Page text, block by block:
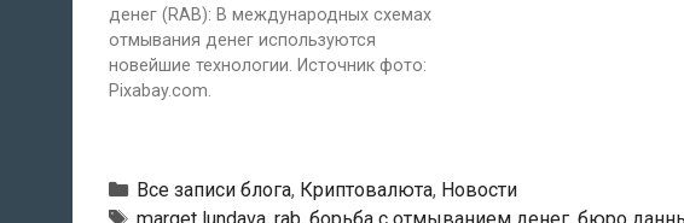
денег (RAB): В международных схемах
отмывания денег используются
новейшие технологии. Источник фото:
Pixabay.com.
Рубрики
Все записи блога, Криптовалюта, Новости
Тэги